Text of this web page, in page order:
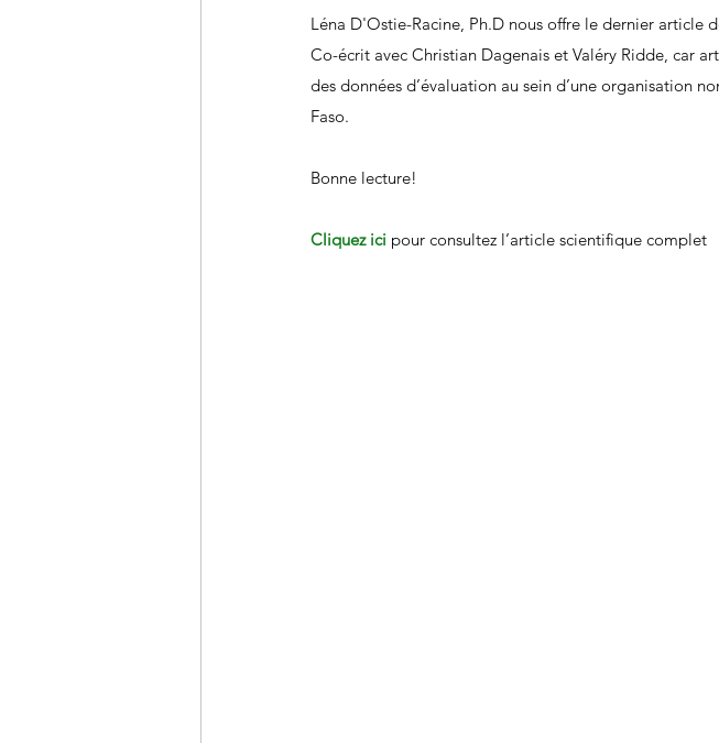
Léna D'Ostie-Racine, Ph.D nous offre le dernier article
Co-écrit avec Christian Dagenais et Valéry Ridde, car
des données d’évaluation au sein d’une organisation
Faso.
Bonne lecture!
Cliquez ici pour consultez l’article scientifique complet